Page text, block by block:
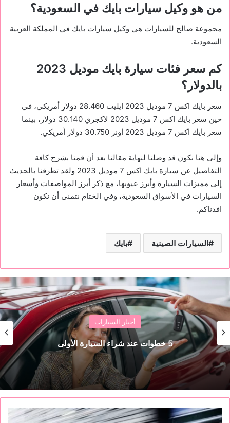
من هو وكيل سيارات بايك في السعودية؟
مجموعة صالح للسيارات هي وكيل سيارات بايك في المملكة العربية
السعودية.
كم سعر فئات سيارة بايك موديل 2023
بالدولار؟
سعر بايك اكس 7 موديل 2023 ايليت 28.460 دولار أمريكي، في
حين سعر بايك اكس 7 موديل 2023 لاكجري 30.140 دولار، بينما
سعر بايك اكس 7 موديل 2023 اونر 30.750 دولار أمريكي.
وإلى هنا نكون قد وصلنا لنهاية مقالنا بعد أن قمنا بشرح كافة
التفاصيل عن
سيارة بايك اكس 7 موديل 2023 ولقد تطرقنا بالحديث
إلى مميزات السيارة وأبرز عيوبها، مع ذكر أبرز المواصفات وأسعار
السيارات في الأسواق السعودية، وفي الختام نتمنى أن نكون
افدناكم.
السيارات الصينية بايك
أخبار السيارات
5 خطوات عند شراء السيارة الأولى
ت